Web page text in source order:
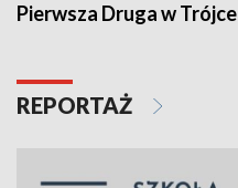
Pierwsza Druga w Trójce
REPORTAŻ